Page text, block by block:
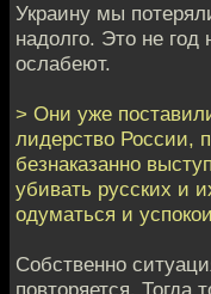
Украину мы
надолго. Это не
ослабеют.
> Они уже
лидерство России,
безнаказанно
убивать русских и
одуматься и
Собственно